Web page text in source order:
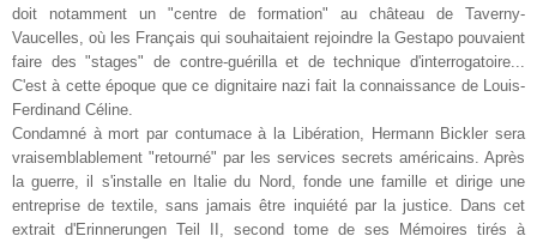
doit notamment un "centre de formation" au château de Taverny-
Vaucelles, où les Français qui souhaitaient rejoindre la Gestapo pouvaient
faire des "stages" de contre-guérilla et de technique d'interrogatoire...
C'est à cette époque que ce dignitaire nazi fait la connaissance de Louis-
Ferdinand Céline.
Condamné à mort par contumace à la Libération, Hermann Bickler sera
vraisemblablement "retourné" par les services secrets américains. Après
la guerre, il s'installe en Italie du Nord, fonde une famille et dirige une
entreprise de textile, sans jamais être inquiété par la justice. Dans cet
extrait d'Erinnerungen Teil II, second tome de ses Mémoires tirés à